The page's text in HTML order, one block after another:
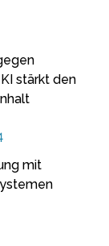
stärkt den
mit